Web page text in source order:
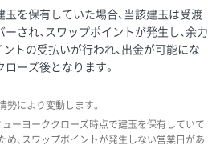
を保有していた場合、当該建玉は受渡
され、スワップポイントが発生し、余力
トの受払いが行われ、出金が可能にな
ーズ後となります。
により変動します。
ューヨーククローズ時点で建玉を保有していて
め、スワップポイントが発生しない営業日があ